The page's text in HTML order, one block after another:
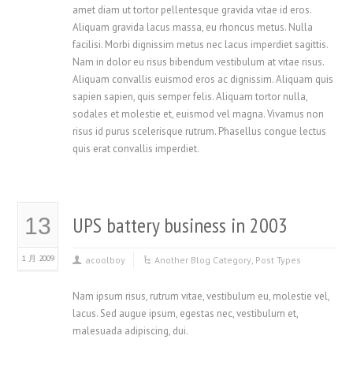
amet diam ut tortor pellentesque gravida vitae id eros.
Aliquam gravida lacus massa, eu rhoncus metus. Nulla
facilisi. Morbi dignissim metus nec lacus imperdiet sagittis.
Nam in dolor eu risus bibendum vestibulum at vitae risus.
Aliquam convallis euismod eros ac dignissim. Aliquam quis
sapien sapien, quis semper felis. Aliquam tortor nulla,
sodales et molestie et, euismod vel magna. Vivamus non
risus id purus scelerisque rutrum. Phasellus congue lectus
quis erat convallis imperdiet.
13
1 月 2009
UPS battery business in 2003
acoolboy Another Blog Category, Post Types
Nam ipsum risus, rutrum vitae, vestibulum eu, molestie vel,
lacus. Sed augue ipsum, egestas nec, vestibulum et,
malesuada adipiscing, dui.